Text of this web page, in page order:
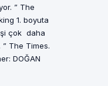
” The
1. boyuta
çok daha
The Times.
DOĞAN